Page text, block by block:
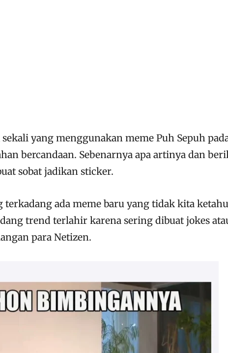
yang menggunakan meme Puh Sepuh
bercandaan. Sebenarnya apa artinya dan
sobat jadikan sticker.
terkadang ada meme baru yang tidak kita
trend terlahir karena sering dibuat jokes
para Netizen.